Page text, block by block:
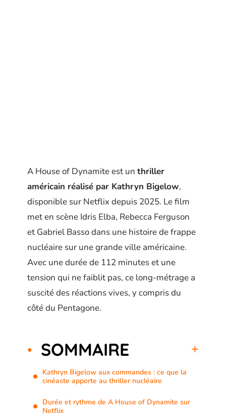
A House of Dynamite est un thriller
américain réalisé par Kathryn Bigelow,
disponible sur Netflix depuis 2025. Le film
met en scène Idris Elba, Rebecca Ferguson
et Gabriel Basso dans une histoire de frappe
nucléaire sur une grande ville américaine.
Avec une durée de 112 minutes et une
tension qui ne faiblit pas, ce long-métrage a
suscité des réactions vives, y compris du
côté du Pentagone.
SOMMAIRE
Kathryn Bigelow aux commandes : ce que la
cinéaste apporte au thriller nucléaire
Durée et rythme de A House of Dynamite sur
Netflix